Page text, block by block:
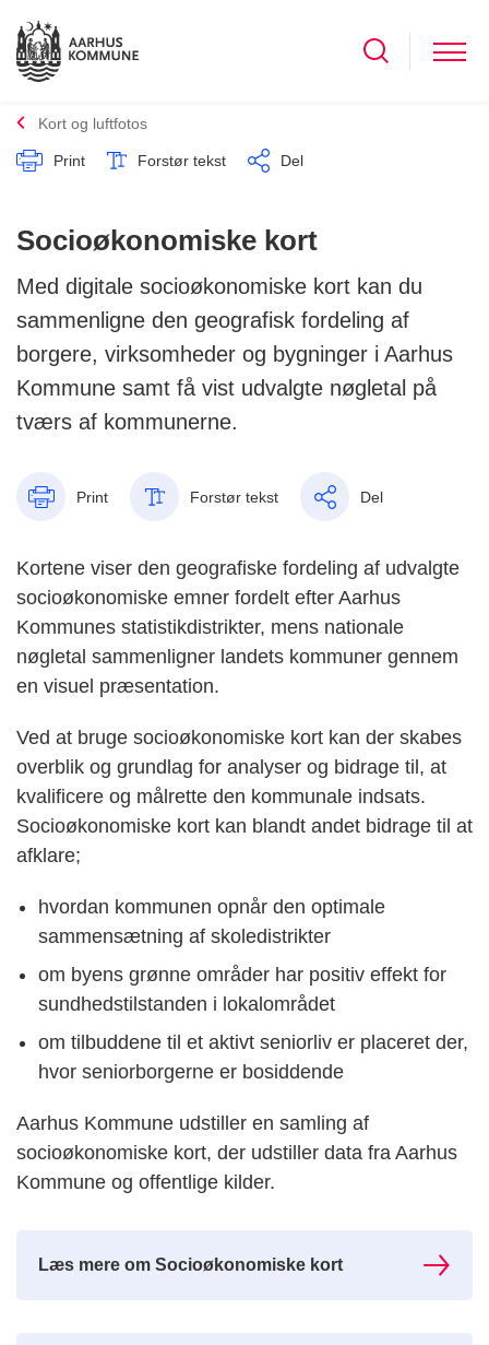
Kort og luftfotos
Print Forstør tekst Del
Socioøkonomiske kort
Med digitale socioøkonomiske kort kan du
sammenligne den geografisk fordeling af
borgere, virksomheder og bygninger i Aarhus
Kommune samt få vist udvalgte nøgletal på
tværs af kommunerne.
Print Forstør tekst Del
Kortene viser den geografiske fordeling af udvalgte
socioøkonomiske emner fordelt efter Aarhus
Kommunes statistikdistrikter, mens nationale
nøgletal sammenligner landets kommuner gennem
en visuel præsentation.
Ved at bruge socioøkonomiske kort kan der skabes
overblik og grundlag for analyser og bidrage til, at
kvalificere og målrette den kommunale indsats.
Socioøkonomiske kort kan blandt andet bidrage til at
afklare;
hvordan kommunen opnår den optimale
sammensætning af skoledistrikter
om byens grønne områder har positiv effekt for
sundhedstilstanden i lokalområdet
om tilbuddene til et aktivt seniorliv er placeret der,
hvor seniorborgerne er bosiddende
Aarhus Kommune udstiller en samling af
socioøkonomiske kort, der udstiller data fra Aarhus
Kommune og offentlige kilder.
Læs mere om Socioøkonomiske kort